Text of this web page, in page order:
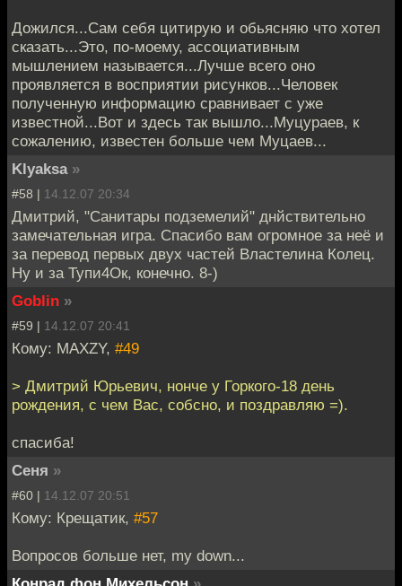
Дожился...Сам себя цитирую и обьясняю что хотел
сказать...Это, по-моему, ассоциативным
мышлением называется...Лучше всего оно
проявляется в восприятии рисунков...Человек
полученную информацию сравнивает с уже
известной...Вот и здесь так вышло...Муцураев, к
сожалению, известен больше чем Муцаев...
Klyaksa »
#58 | 14.12.07 20:34
Дмитрий, "Санитары подземелий" днйствительно
замечательная игра. Спасибо вам огромное за неё и
за перевод первых двух частей Властелина Колец.
Ну и за Тупи4Ок, конечно. 8-)
Goblin »
#59 | 14.12.07 20:41
Кому: MAXZY, #49
> Дмитрий Юрьевич, нонче у Горкого-18 день
рождения, с чем Вас, собсно, и поздравляю =).
спасиба!
Сеня »
#60 | 14.12.07 20:51
Кому: Крещатик, #57
Вопросов больше нет, my down...